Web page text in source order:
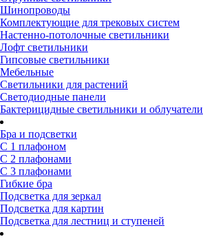
Шинопроводы
Комплектующие для трековых систем
Настенно-потолочные светильники
Лофт светильники
Гипсовые светильники
Мебельные
Светильники для растений
Светодиодные панели
Бактерицидные светильники и облучатели
Бра и подсветки
С 1 плафоном
С 2 плафонами
С 3 плафонами
Гибкие бра
Подсветка для зеркал
Подсветка для картин
Подсветка для лестниц и ступеней